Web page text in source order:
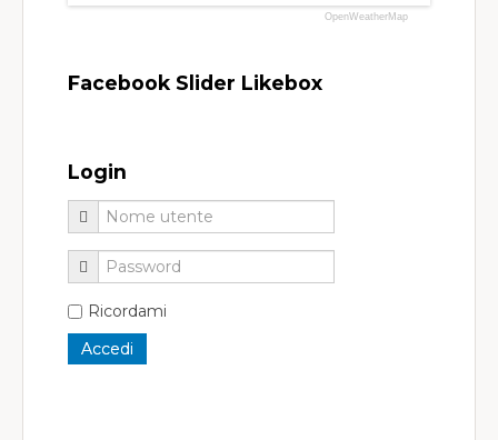
OpenWeatherMap
Facebook Slider Likebox
Login
Ricordami